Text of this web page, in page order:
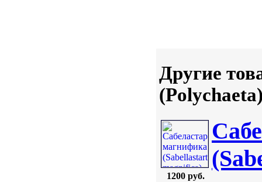
Другие
1200 руб.